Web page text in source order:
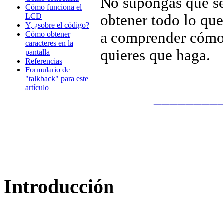
Cómo funciona el
LCD
Y, ¿sobre el código?
Cómo obtener
caracteres en la
pantalla
Referencias
Formulario de
"talkback" para este
artículo
obtener todo lo
a comprender
quieres que haga.
Introducción